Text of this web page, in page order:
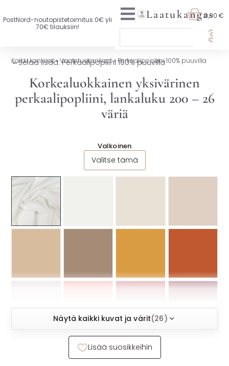
PostNord-noutopistetoimitus 0€ yli
70€ tilauksiin!
UUTTA VALIKOIMASSA
KAIKKI KANKAAT
LISENSOIDUT KANKAAT
KANKAAT A-Ö
USEIN KYSYTTYÄ
OTA YHTEYTTÄ
Laatukangas0,00 €
Kaikki kankaat»Vaatetuskankaat» Perkaalipopliini 100% puuvilla
←Selaa lisää: Perkaalipopliini 100% puuvilla
Korkealuokkainen yksivärinen
perkaalipopliini, lankaluku 200 – 26
väriä
Valkoinen
Valitse tämä
Näytä kaikki kuvat ja värit(26)
Lisää suosikkeihin